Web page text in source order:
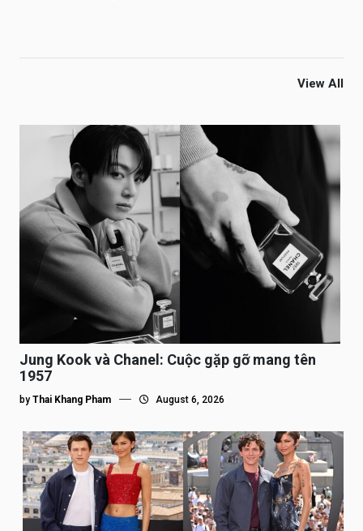
View All
Jung Kook và Chanel: Cuộc gặp gỡ mang tên
1957
by Thai Khang Pham August 6, 2026